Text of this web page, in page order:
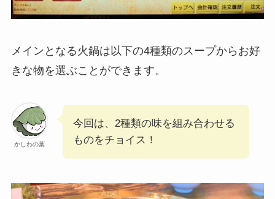
メインとなる火鍋は以下の4種類のスープからお好
きな物を選ぶことができます。
かしわの葉
今回は、2種類の味を組み合わせる
ものをチョイス！